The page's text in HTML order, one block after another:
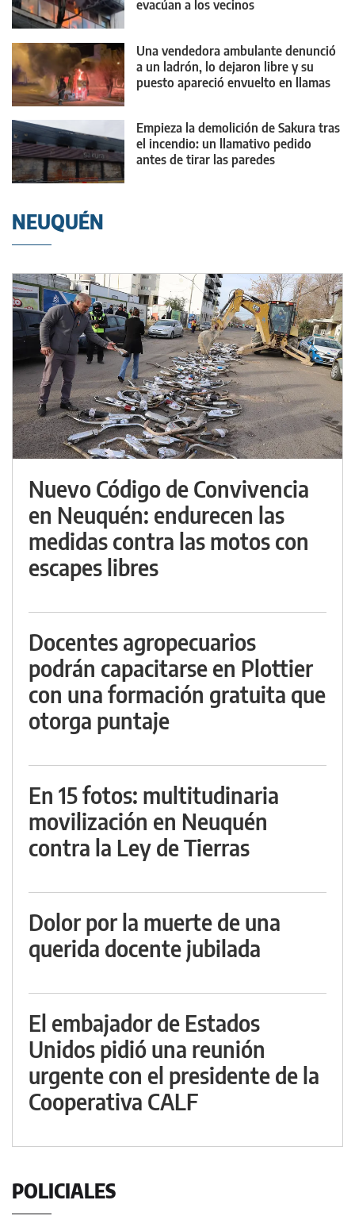
evacúan a los vecinos
Una vendedora ambulante denunció
a un ladrón, lo dejaron libre y su
puesto apareció envuelto en llamas
Empieza la demolición de Sakura tras
el incendio: un llamativo pedido
antes de tirar las paredes
NEUQUÉN
Nuevo Código de Convivencia
en Neuquén: endurecen las
medidas contra las motos con
escapes libres
Docentes agropecuarios
podrán capacitarse en Plottier
con una formación gratuita que
otorga puntaje
En 15 fotos: multitudinaria
movilización en Neuquén
contra la Ley de Tierras
Dolor por la muerte de una
querida docente jubilada
El embajador de Estados
Unidos pidió una reunión
urgente con el presidente de la
Cooperativa CALF
POLICIALES